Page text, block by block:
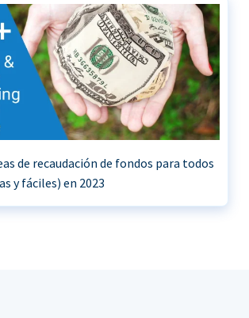
de recaudación de fondos para todos
y fáciles) en 2023